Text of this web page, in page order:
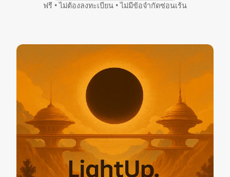
ฟรี • ไม่ต้องลงทะเบียน • ไม่มีข้อจำกัดซ่อนเร้น